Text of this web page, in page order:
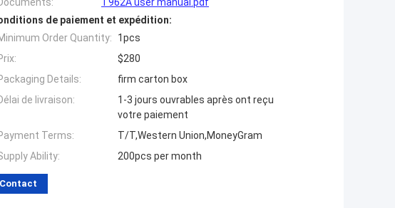
T962A user manual.pdf
de paiement et expédition:
Order Quantity:
1pcs
$280
Details:
firm carton box
de livraison:
1-3 jours ouvrables après ont reçu
votre paiement
Terms:
T/T,Western Union,MoneyGram
Ability:
200pcs per month
Contact